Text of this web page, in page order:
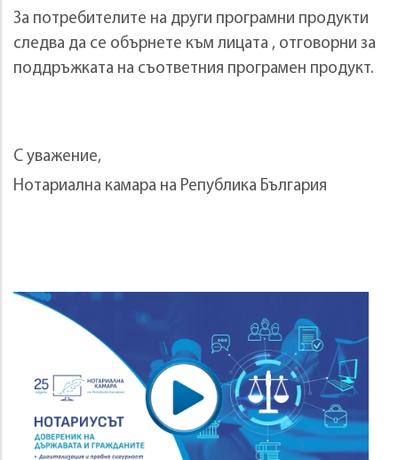
За потребителите на други програмни продукти
следва да се обърнете към лицата , отговорни за
поддръжката на съответния програмен продукт.
С уважение,
Нотариална камара на Република България